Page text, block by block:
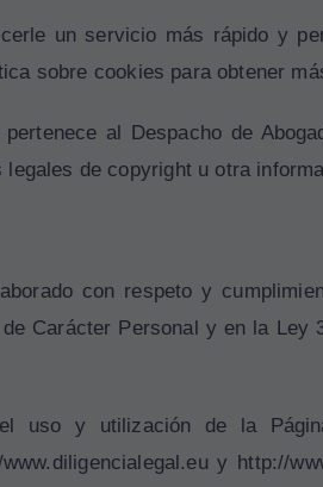
un servicio más rápido y
sobre cookies para obtener
al Despacho de
de copyright u otra
con respeto y
Carácter Personal y en la
uso y utilización de la
y http://